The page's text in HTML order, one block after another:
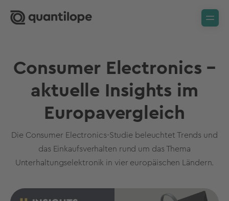
Consumer Electronics –
aktuelle Insights im
Europavergleich
Die Consumer Electronics-Studie beleuchtet Trends und
das Einkaufsverhalten rund um das Thema
Unterhaltungselektronik in vier europäischen Ländern.